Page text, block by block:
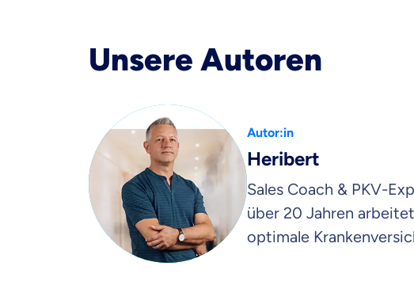
Unsere Autoren
Autor:in
Heribert
Sales Coach & PKV-
über 20 Jahren
optimale